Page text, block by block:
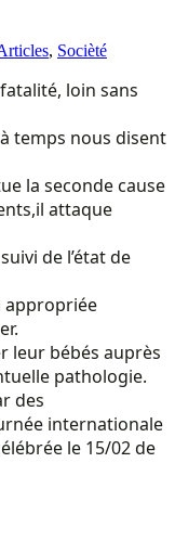
, Socièté
loin sans
temps nous disent
la seconde cause
attaque
de l’état de
appropriée
leur bébés auprès
pathologie.
des
internationale
le 15/02 de